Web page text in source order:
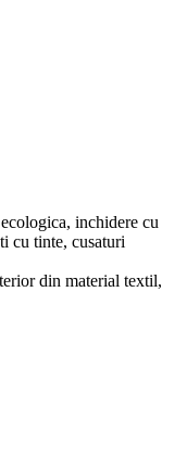
inchidere cu
cu tinte, cusaturi
din material textil,